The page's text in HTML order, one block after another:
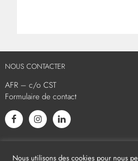
NOUS CONTACTER
AFR – c/o CST
Formulaire de contact
Nous utilisons des cookies pour nous